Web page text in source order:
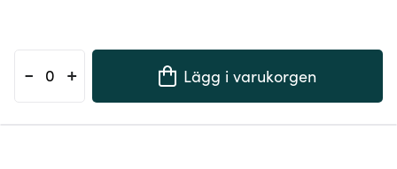
- + Lägg i varukorgen